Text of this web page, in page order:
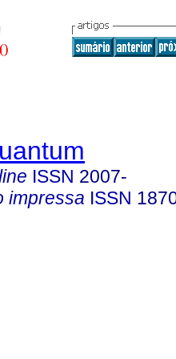
ISSN 2007-
impressa ISSN